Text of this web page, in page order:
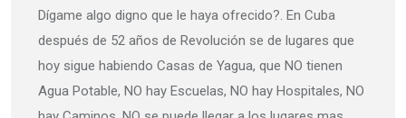
Dígame algo digno que le haya ofrecido?. En Cuba
después de 52 años de Revolución se de lugares que
hoy sigue habiendo Casas de Yagua, que NO tienen
Agua Potable, NO hay Escuelas, NO hay Hospitales, NO